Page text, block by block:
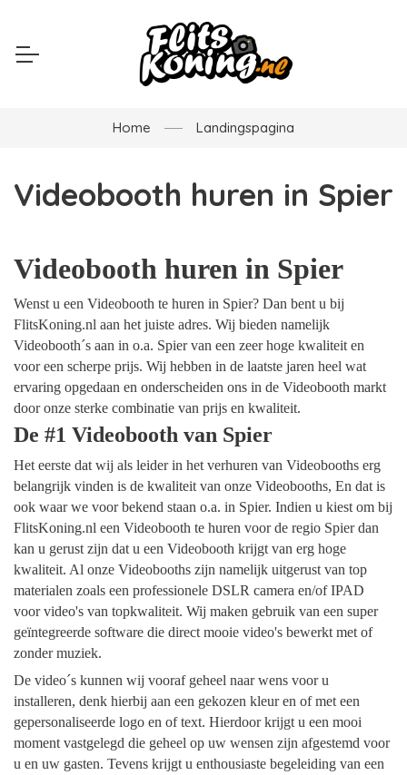
Home Landingspagina
Videobooth huren in Spier
Videobooth huren in Spier
Wenst u een Videobooth te huren in Spier? Dan bent u bij
FlitsKoning.nl aan het juiste adres. Wij bieden namelijk
Videobooth´s aan in o.a. Spier van een zeer hoge kwaliteit en
voor een scherpe prijs. Wij hebben in de laatste jaren heel wat
ervaring opgedaan en onderscheiden ons in de Videobooth markt
door onze sterke combinatie van prijs en kwaliteit.
De #1 Videobooth van Spier
Het eerste dat wij als leider in het verhuren van Videobooths erg
belangrijk vinden is de kwaliteit van onze Videobooths, En dat is
ook waar we voor bekend staan o.a. in Spier. Indien u kiest om bij
FlitsKoning.nl een Videobooth te huren voor de regio Spier dan
kan u gerust zijn dat u een Videobooth krijgt van erg hoge
kwaliteit. Al onze Videobooths zijn namelijk uitgerust van top
materialen zoals een professionele DSLR camera en/of IPAD
voor video's van topkwaliteit. Wij maken gebruik van een super
geïntegreerde software die direct mooie video's bewerkt met of
zonder muziek.
De video´s kunnen wij vooraf geheel naar wens voor u
installeren, denk hierbij aan een gekozen kleur en of met een
gepersonaliseerde logo en of text. Hierdoor krijgt u een mooi
moment vastgelegd die geheel op uw wensen zijn afgestemd voor
u en uw gasten. Tevens krijgt u enthousiaste begeleiding van een